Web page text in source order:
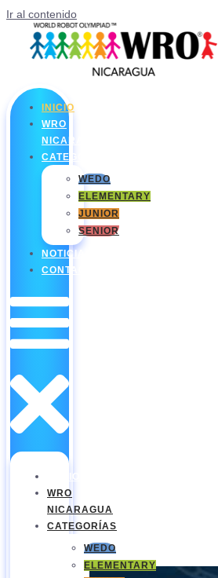
Ir al contenido
INICIO
WRO
NICARAGUA
CATEGORÍAS
WEDO
ELEMENTARY
JUNIOR
SENIOR
NOTICIAS
CONTACTO
INICIO
WRO
NICARAGUA
CATEGORÍAS
WEDO
ELEMENTARY